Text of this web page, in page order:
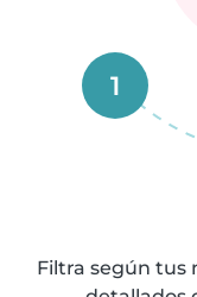
1
Filtra según tus